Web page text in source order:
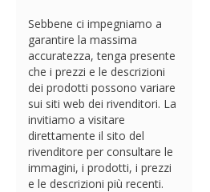
Sebbene ci impegniamo a
garantire la massima
accuratezza, tenga presente
che i prezzi e le descrizioni
dei prodotti possono variare
sui siti web dei rivenditori. La
invitiamo a visitare
direttamente il sito del
rivenditore per consultare le
immagini, i prodotti, i prezzi
e le descrizioni più recenti.